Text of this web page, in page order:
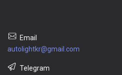
autolightkr@gmail.com